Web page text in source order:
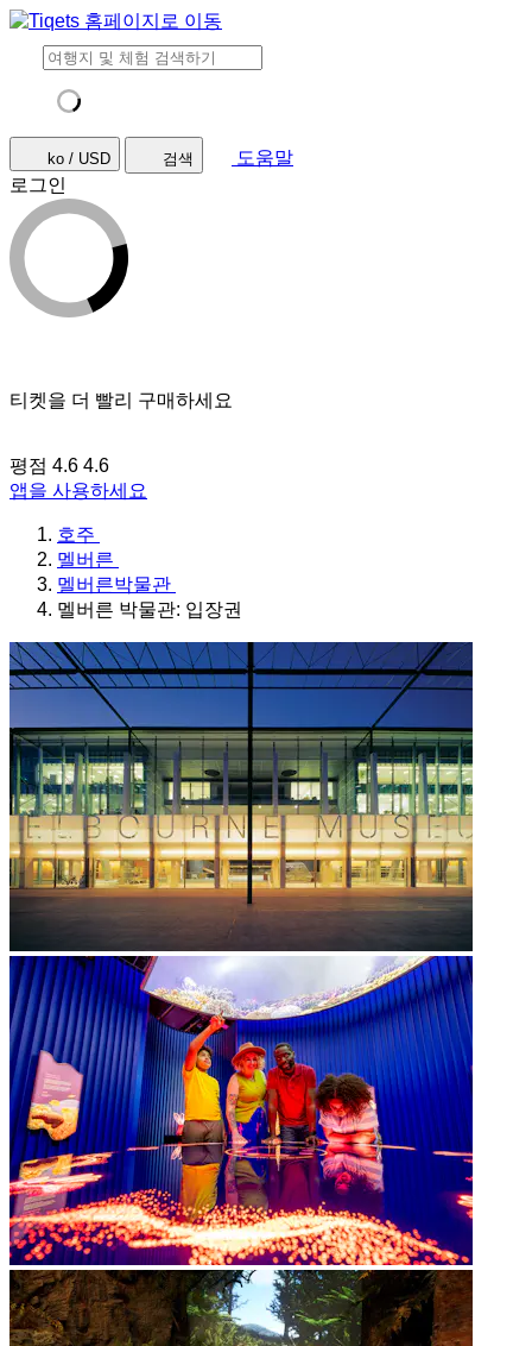
ko / USD 검색
도움말
로그인
티켓을 더 빨리 구매하세요
평점 4.6 4.6
앱을 사용하세요
호주
멜버른
멜버른박물관
멜버른 박물관: 입장권